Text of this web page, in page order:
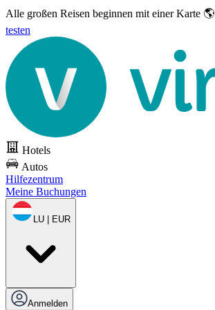
Alle großen Reisen beginnen mit einer Karte 🌎
testen
Hotels
Autos
Hilfezentrum
Meine Buchungen
LU | EUR
Anmelden